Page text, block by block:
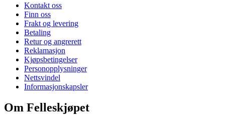
Kontakt oss
Finn oss
Frakt og levering
Betaling
Retur og angrerett
Reklamasjon
Kjøpsbetingelser
Personopplysninger
Nettsvindel
Informasjonskapsler
Om Felleskjøpet